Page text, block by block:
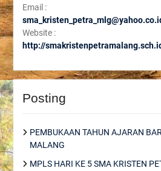
Email :
Website :
http://
Posting
PEMBUKAAN TAHUN AJARAN
MALANG
MPLS HARI KE 5 SMA KRISTEN